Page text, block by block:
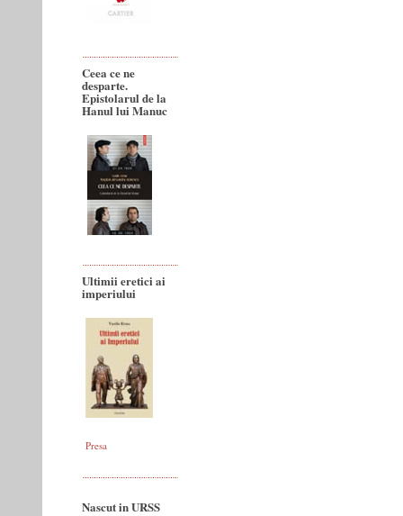
Ceea ce ne
desparte.
Epistolarul de la
Hanul lui Manuc
Ultimii eretici ai
imperiului
Presa
Nascut in URSS